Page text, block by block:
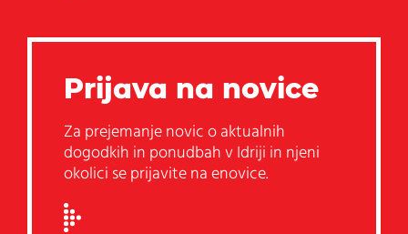
Prijava na novice
Za prejemanje novic o aktualnih
dogodkih in ponudbah v Idriji in njeni
okolici se prijavite na enovice.